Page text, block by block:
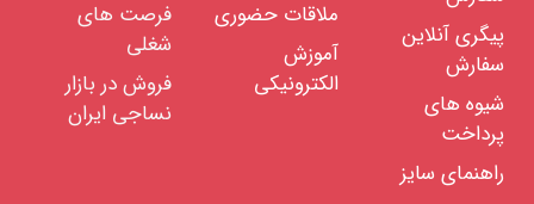
پیگری آنلاین
سفارش
شیوه های
پرداخت
راهنمای سایز
ملاقات حضوری
آموزش
الکترونیکی
فرصت های
شغلی
فروش در بازار
نساجی ایران